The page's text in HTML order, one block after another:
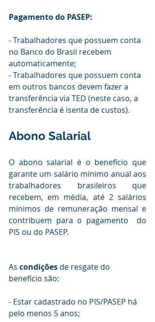
Pagamento do PASEP:
- Trabalhadores que possuem conta
no Banco do Brasil recebem
automaticamente;
- Trabalhadores que possuem conta
em outros bancos devem fazer a
transferência via TED (neste caso, a
transferência é isenta de custos).
Abono Salarial
O abono salarial é o benefício que
garante um salário mínimo anual aos
trabalhadores brasileiros que
recebem, em média, até 2 salários
mínimos de remuneração mensal e
contribuem para o pagamento  do
PIS ou do PASEP.
As condições de resgate do
benefício são:
- Estar cadastrado no PIS/PASEP há
pelo menos 5 anos;